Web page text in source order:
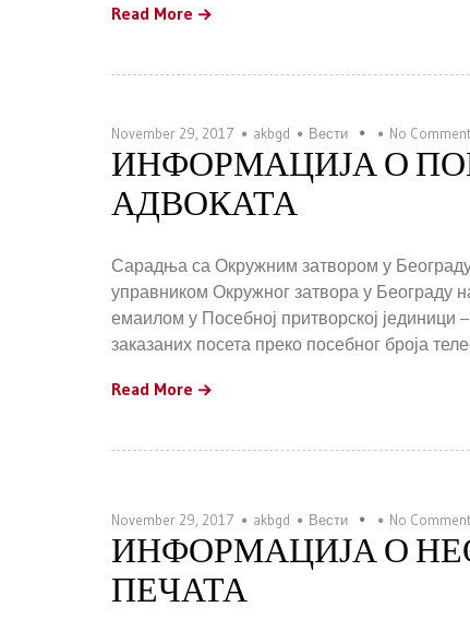
Read More
November 29, 2017 akbgd Вести No
ИНФОРМАЦИЈА О
АДВОКАТА
Сарадња са Окружним затвором у
управником Окружног затвора у Београду
емаилом у Посебној притворској јединици
заказаних посета преко посебног броја
Read More
November 29, 2017 akbgd Вести No
ИНФОРМАЦИЈА О
ПЕЧАТА